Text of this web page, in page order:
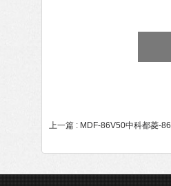
上一篇 : MDF-86V50中科都菱-